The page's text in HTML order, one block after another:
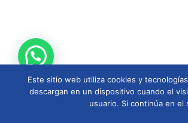
Este sitio web utiliza cookies y
descargan en un dispositivo cuando el
usuario. Si continúa en